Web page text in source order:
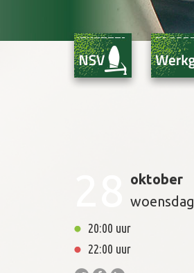
oktober
woensdag
20:00 uur
22:00 uur